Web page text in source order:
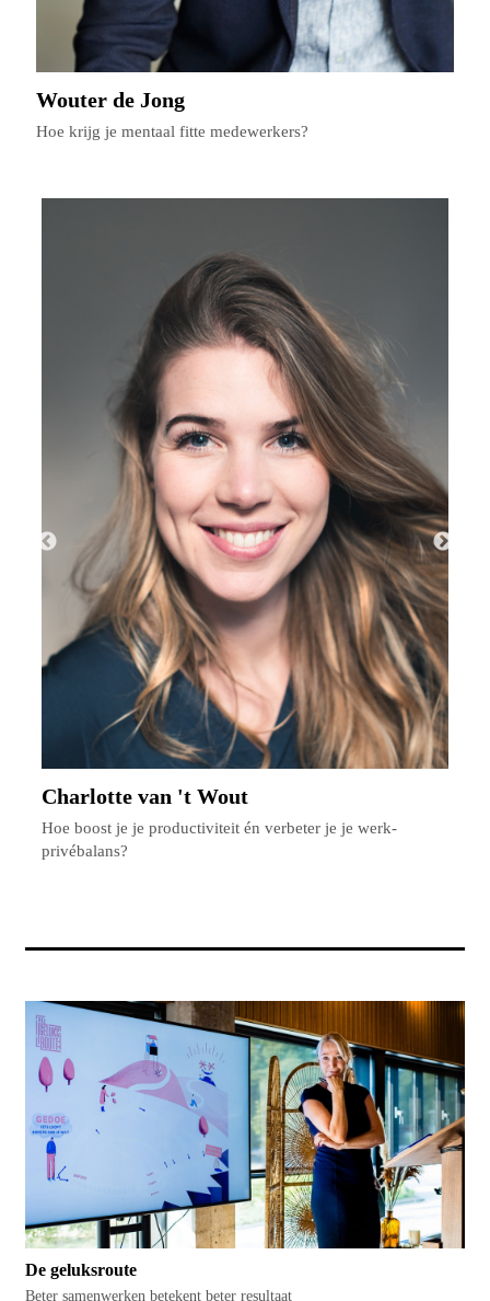
Wouter de Jong
Hoe krijg je mentaal fitte medewerkers?
Charlotte van 't Wout
Hoe boost je je productiviteit én verbeter je je werk-
privébalans?
De geluksroute
Beter samenwerken betekent beter resultaat